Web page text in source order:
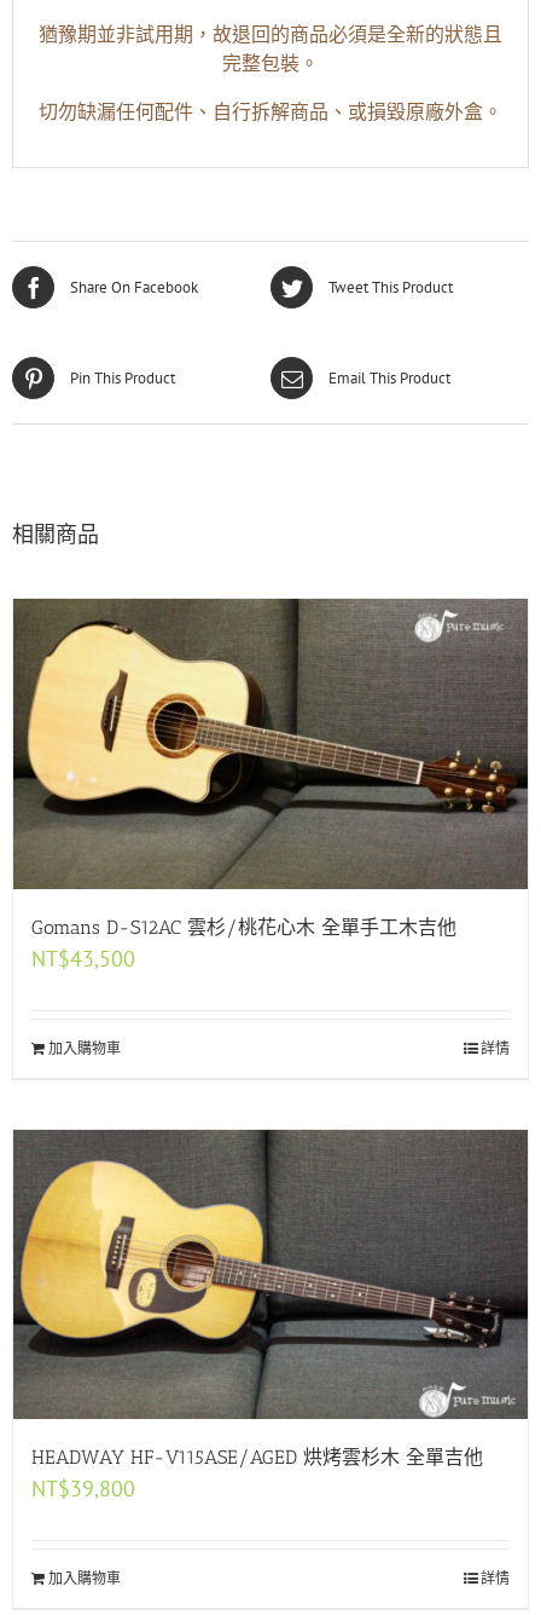
猶豫期並非試用期，故退回的商品必須是全新的狀態且
完整包裝。
切勿缺漏任何配件、自行拆解商品、或損毀原廠外盒。
Share On Facebook Tweet This Product
Pin This Product Email This Product
相關商品
Gomans D-S12AC 雲杉/桃花心木 全單手工木吉他
NT$43,500
加入購物車 詳情
HEADWAY HF-V115ASE/AGED 烘烤雲杉木 全單吉他
NT$39,800
加入購物車 詳情